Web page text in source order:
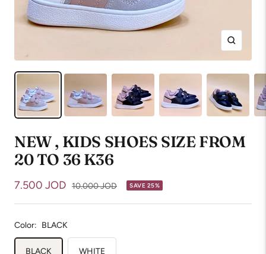
Zoom
NEW , KIDS SHOES SIZE FROM
20 TO 36 K36
Sale
price
7.500 JOD Regular
10.000 JOD SAVE 25%
Color: BLACK
BLACK WHITE